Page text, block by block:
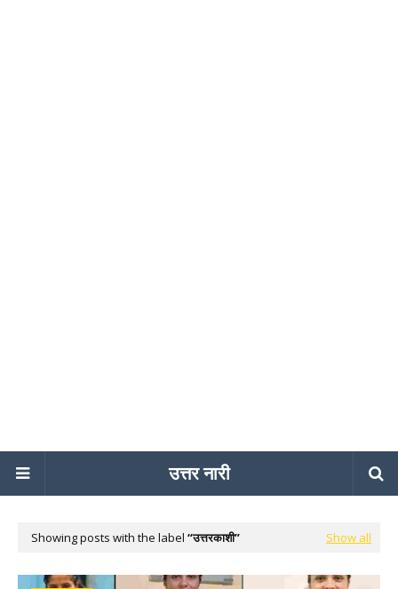
उत्तर नारी
Showing posts with the label उत्तरकाशी Show all